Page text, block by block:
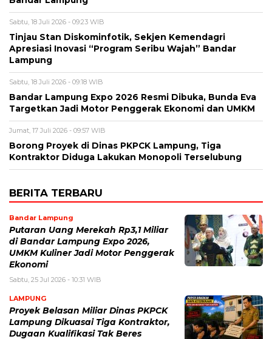
Sabtu, 18 Juli 2026 - 09:23 WIB
Tinjau Stan Diskominfotik, Sekjen Kemendagri
Apresiasi Inovasi “Program Seribu Wajah” Bandar
Lampung
Sabtu, 18 Juli 2026 - 09:18 WIB
Bandar Lampung Expo 2026 Resmi Dibuka, Bunda Eva
Targetkan Jadi Motor Penggerak Ekonomi dan UMKM
Jumat, 17 Juli 2026 - 09:57 WIB
Borong Proyek di Dinas PKPCK Lampung, Tiga
Kontraktor Diduga Lakukan Monopoli Terselubung
BERITA TERBARU
Bandar Lampung
Putaran Uang Merekah Rp3,1 Miliar
di Bandar Lampung Expo 2026,
UMKM Kuliner Jadi Motor Penggerak
Ekonomi
Sabtu, 25 Jul 2026 - 10:31 WIB
LAMPUNG
Proyek Belasan Miliar Dinas PKPCK
Lampung Dikuasai Tiga Kontraktor,
Dugaan Kualifikasi Tak Beres